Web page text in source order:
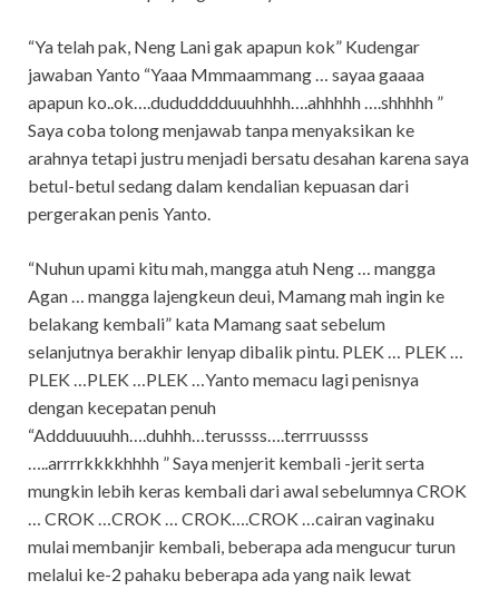
“Ya telah pak, Neng Lani gak apapun kok” Kudengar
jawaban Yanto “Yaaa Mmmaammang … sayaa gaaaa
apapun ko..ok….dududddduuuhhhh….ahhhhh ….shhhhh ”
Saya coba tolong menjawab tanpa menyaksikan ke
arahnya tetapi justru menjadi bersatu desahan karena saya
betul-betul sedang dalam kendalian kepuasan dari
pergerakan penis Yanto.
“Nuhun upami kitu mah, mangga atuh Neng … mangga
Agan … mangga lajengkeun deui, Mamang mah ingin ke
belakang kembali” kata Mamang saat sebelum
selanjutnya berakhir lenyap dibalik pintu. PLEK … PLEK …
PLEK …PLEK …PLEK …Yanto memacu lagi penisnya
dengan kecepatan penuh
“Addduuuuhh….duhhh…terussss….terrruussss
…..arrrrkkkkhhhh ” Saya menjerit kembali -jerit serta
mungkin lebih keras kembali dari awal sebelumnya CROK
… CROK …CROK … CROK….CROK …cairan vaginaku
mulai membanjir kembali, beberapa ada mengucur turun
melalui ke-2 pahaku beberapa ada yang naik lewat